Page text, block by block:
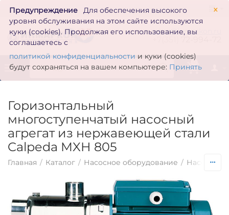
×
Предупреждение
Для обеспечения высокого
уровня обслуживания на этом сайте используются
куки (cookies). Продолжая его использование, вы
соглашаетесь с
политикой конфиденциальности и куки (cookies)
будут сохраняться на вашем компьютере: Принять
zakaz@inmarkon.ru
0
Горизонтальный
многоступенчатый насосный
агрегат из нержавеющей стали
Calpeda MXH 805
Главная / Каталог / Насосное оборудование / Насосы по